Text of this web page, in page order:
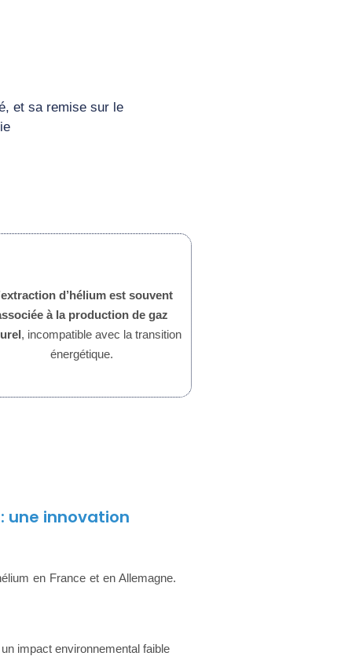
et sa remise sur le
d’hélium est souvent
à la production de gaz
, incompatible avec la transition
énergétique.
une innovation
en France et en Allemagne.
impact environnemental faible